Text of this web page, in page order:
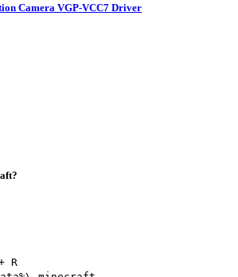
Camera VGP-VCC7 Driver
R